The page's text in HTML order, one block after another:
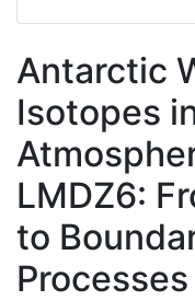
Antarctic
Isotopes
LMDZ6:
to
Processes